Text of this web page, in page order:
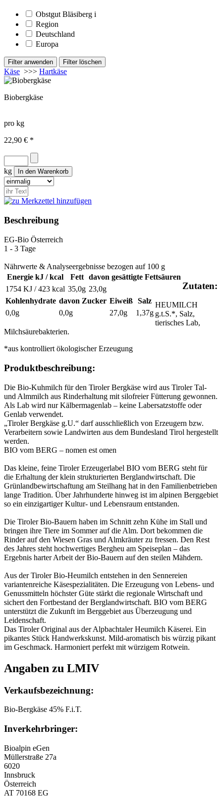
Obstgut Bläsiberg i
Region
Deutschland
Europa
Käse >>> Hartkäse
Biobergkäse
pro kg
22,90 € *
kg
Beschreibung
EG-Bio Österreich
1 - 3 Tage
Nährwerte & Analyseergebnisse bezogen auf 100 g
Energie kJ / kcal
1754 KJ / 423 kcal
Fett
35,0g
davon gesättigte Fettsäuren
23,0g
Kohlenhydrate
0,0g
davon Zucker
0,0g
Eiweiß
27,0g
Salz
1,37g
Zutaten:
HEUMILCH
g.t.S.*, Salz,
tierisches Lab,
Milchsäurebakterien.
*aus kontrolliert ökologischer Erzeugung
Produktbeschreibung:
Die Bio-Kuhmilch für den Tiroler Bergkäse wird aus Tiroler Tal-
und Almmilch aus Rinderhaltung mit silofreier Fütterung gewonnen.
Als Lab wird nur Kälbermagenlab – keine Labersatzstoffe oder
Genlab verwendet.
„Tiroler Bergkäse g.U.“ darf ausschließlich von Erzeugern bzw.
Verarbeitern sowie Landwirten aus dem Bundesland Tirol hergestellt
werden.
BIO vom BERG – nomen est omen
Das kleine, feine Tiroler Erzeugerlabel BIO vom BERG steht für
die Erhaltung der klein strukturierten Berglandwirtschaft. Die
Grünlandbewirtschaftung am Steilhang hat in den Familienbetrieben
lange Tradition. Über Jahrhunderte hinweg ist im alpinen Berggebiet
so ein einzigartiger Kultur- und Lebensraum entstanden.
Die Tiroler Bio-Bauern haben im Schnitt zehn Kühe im Stall und
bringen ihre Tiere im Sommer auf die Alm. Dort bekommen die
Rinder auf den Wiesen Gras und Almkräuter zu fressen. Den Rest
des Jahres steht hochwertiges Bergheu am Speiseplan – das
Ergebnis harter Arbeit der Bio-Bauern auf den steilen Mähdern.
Aus der Tiroler Bio-Heumilch entstehen in den Sennereien
variantenreiche Käsespezialitäten. Die Erzeugung von Lebens- und
Genussmitteln höchster Güte stärkt die regionale Wirtschaft und
sichert den Fortbestand der Berglandwirtschaft. BIO vom BERG
unterstützt die Zukunft im Berggebiet aus Überzeugung und
Leidenschaft.
Das Tiroler Original aus der Alpbachtaler Heumilch Käserei. Ein
pikantes Stück Handwerkskunst. Mild-aromatisch bis würzig pikant
im Geschmack. Harmoniert perfekt mit würzigem Rotwein.
Angaben zu LMIV
Verkaufsbezeichnung:
Bio-Bergkäse 45% F.i.T.
Inverkehrbringer:
Bioalpin eGen
Müllerstraße 27a
6020
Innsbruck
Österreich
AT 70168 EG